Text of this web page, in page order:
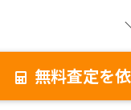
無料査定を